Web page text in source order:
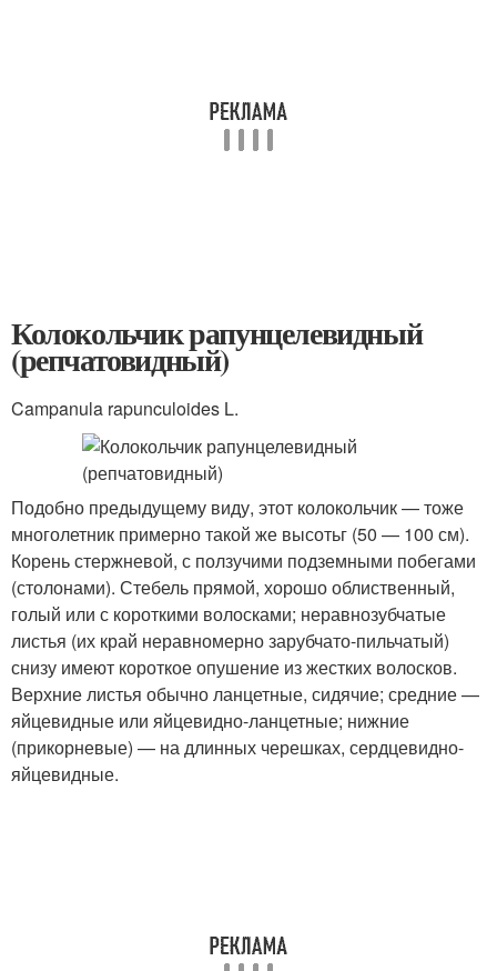
Колокольчик рапунцелевидный
(репчатовидный)
Campanula rapunculoides L.
Подобно предыдущему виду, этот колокольчик — тоже
многолетник примерно такой же высотьг (50 — 100 см).
Корень стержневой, с ползучими подземными побегами
(столонами). Стебель прямой, хорошо облиственный,
голый или с короткими волосками; неравнозубчатые
листья (их край неравномерно зарубчато-пильчатый)
снизу имеют короткое опушение из жестких волосков.
Верхние листья обычно ланцетные, сидячие; средние —
яйцевидные или яйцевидно-ланцетные; нижние
(прикорневые) — на длинных черешках, сердцевидно-
яйцевидные.